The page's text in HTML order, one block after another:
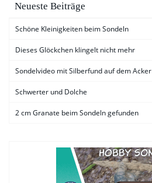
Neueste Beiträge
Schöne Kleinigkeiten beim Sondeln
Dieses Glöckchen klingelt nicht mehr
Sondelvideo mit Silberfund auf dem Acker
Schwerter und Dolche
2 cm Granate beim Sondeln gefunden